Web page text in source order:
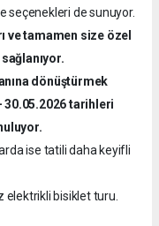
seçenekleri de sunuyor.
ve tamamen size özel
dönüştürmek
tarihleri
ise tatili daha keyifli
elektrikli bisiklet turu.